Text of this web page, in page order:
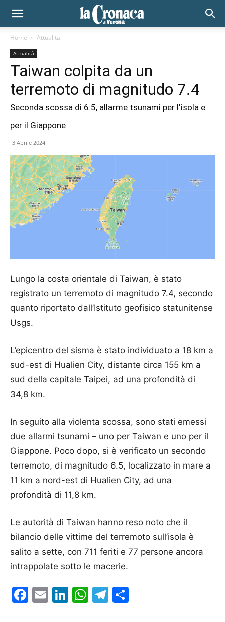
Home Attualità
Attualità
Taiwan colpita da un
terremoto di magnitudo 7.4
Seconda scossa di 6.5, allarme tsunami per l'isola e
per il Giappone
3 Aprile 2024
Lungo la costa orientale di Taiwan, è stato
registrato un terremoto di magnitudo 7.4, secondo
quanto riportato dall’Istituto geofisico statunitense
Usgs.
L’epicentro del sisma è stato individuato a 18 km a
sud-est di Hualien City, distante circa 155 km a
sud della capitale Taipei, ad una profondità di
34,8 km.
In seguito alla violenta scossa, sono stati emessi
due allarmi tsunami – uno per Taiwan e uno per il
Giappone. Poco dopo, si è verificato un secondo
terremoto, di magnitudo 6.5, localizzato in mare a
11 km a nord-est di Hualien City, ad una
profondità di 11,8 km.
Le autorità di Taiwan hanno reso noto che il
bilancio delle vittime del terremoto sull’isola è
salito a sette, con 711 feriti e 77 persone ancora
intrappolate sotto le macerie.
Facebook
EmailLinkedIn
WhatsApp
Telegram